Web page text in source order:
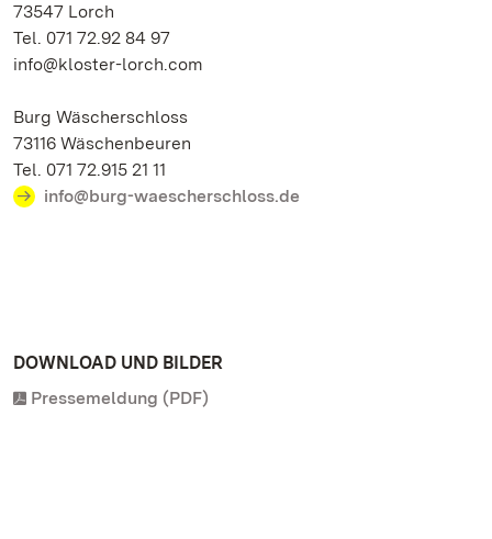
73547 Lorch
Tel. 071 72.92 84 97
info@kloster-lorch.com
Burg Wäscherschloss
73116 Wäschenbeuren
Tel. 071 72.915 21 11
info@burg-waescherschloss.de
DOWNLOAD UND BILDER
Pressemeldung (PDF)